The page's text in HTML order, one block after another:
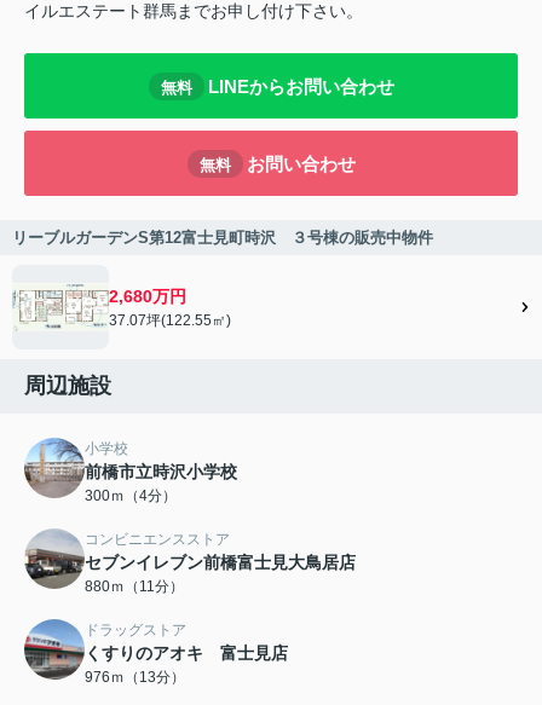
イルエステート群馬までお申し付け下さい。
無料 LINEからお問い合わせ
無料 お問い合わせ
リーブルガーデンS第12富士見町時沢 ３号棟の販売中物件
2,680万円
37.07坪(122.55㎡)
周辺施設
小学校
前橋市立時沢小学校
300ｍ（4分）
コンビニエンスストア
セブンイレブン前橋富士見大鳥居店
880ｍ（11分）
ドラッグストア
くすりのアオキ 富士見店
976ｍ（13分）